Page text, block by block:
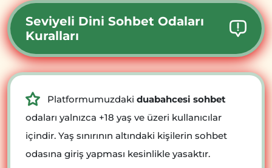
Seviyeli Dini Sohbet Odaları
Kuralları
Platformumuzdaki duabahcesi sohbet
odaları yalnızca +18 yaş ve üzeri kullanıcılar
içindir. Yaş sınırının altındaki kişilerin sohbet
odasına giriş yapması kesinlikle yasaktır.